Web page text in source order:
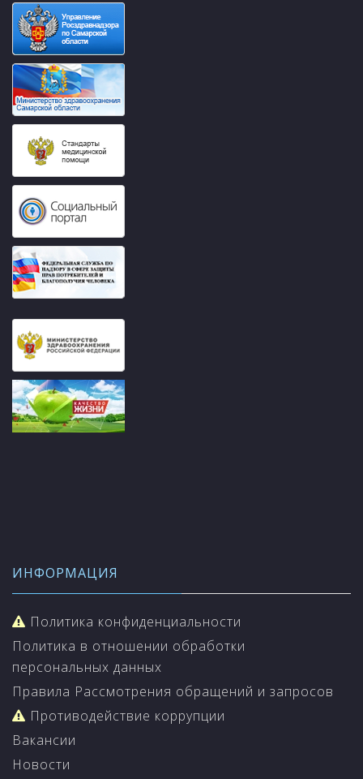
ИНФОРМАЦИЯ
Политика конфиденциальности
Политика в отношении обработки
персональных данных
Правила Рассмотрения обращений и запросов
Противодействие коррупции
Вакансии
Новости